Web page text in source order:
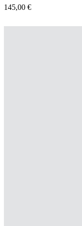
145,00 €